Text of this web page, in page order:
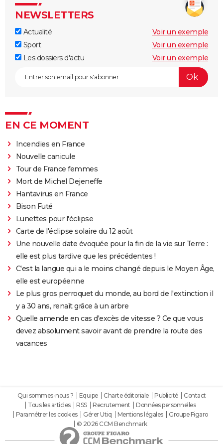
NEWSLETTERS
Actualité
Voir un exemple
Sport
Voir un exemple
Les dossiers d'actu
Voir un exemple
EN CE MOMENT
Incendies en France
Nouvelle canicule
Tour de France femmes
Mort de Michel Dejeneffe
Hantavirus en France
Bison Futé
Lunettes pour l'éclipse
Carte de l'éclipse solaire du 12 août
Une nouvelle date évoquée pour la fin de la vie sur Terre :
elle est plus tardive que les précédentes !
C'est la langue qui a le moins changé depuis le Moyen Âge,
elle est européenne
Le plus gros perroquet du monde, au bord de l'extinction il
y a 30 ans, renaît grâce à un arbre
Quelle amende en cas d'excès de vitesse ? Ce que vous
devez absolument savoir avant de prendre la route des
vacances
Qui sommes-nous ? Equipe Charte éditoriale Publicité
Contact
Tous les articles
RSS Recrutement
Données personnelles
Paramétrer les cookies
Gérer Utiq Mentions légales
Groupe Figaro
© 2026 CCM Benchmark